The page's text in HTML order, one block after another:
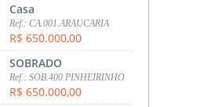
Casa
Ref.: CA.001.ARAUCARIA
R$ 650.000,00
SOBRADO
Ref.: SOB.400 PINHEIRINHO
R$ 650.000,00